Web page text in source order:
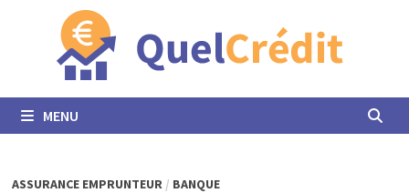
MENU
ASSURANCE EMPRUNTEUR/ BANQUE